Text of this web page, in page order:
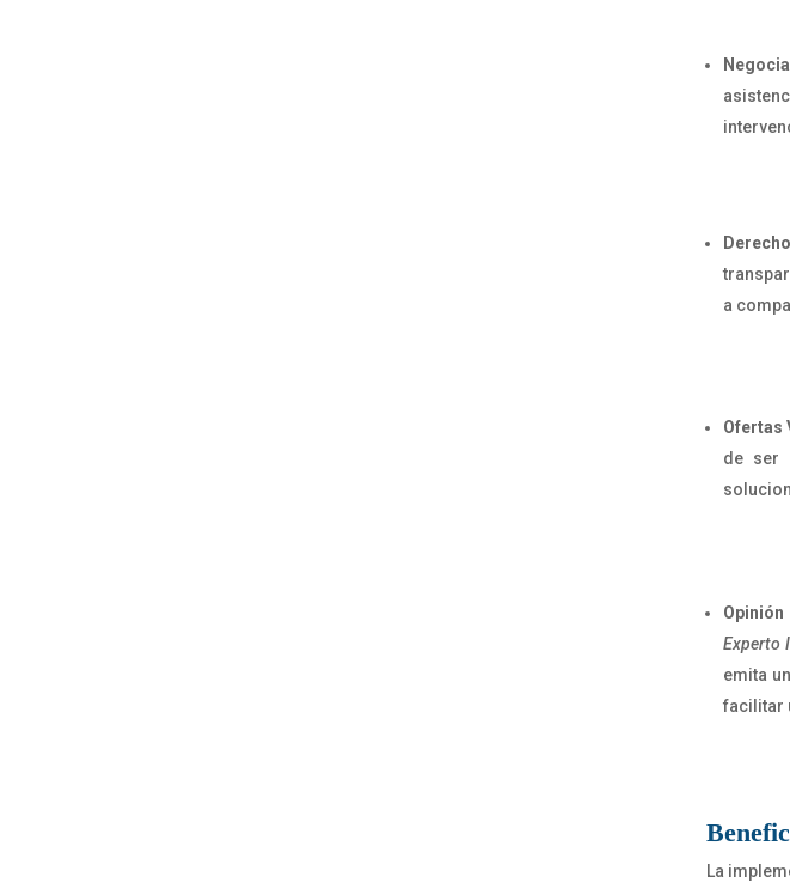
a
Ofertas
de ser
Experto
emita
facilitar
La